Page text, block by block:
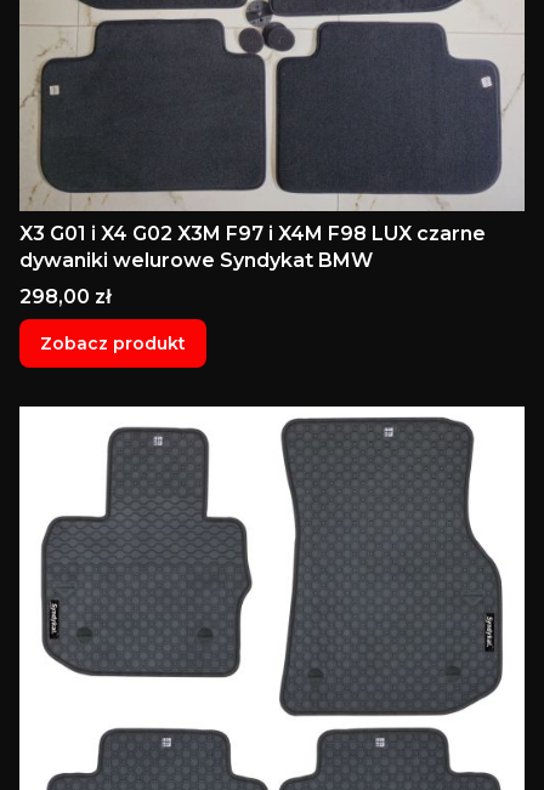
X3 G01 i X4 G02 X3M F97 i X4M F98 LUX czarne
dywaniki welurowe Syndykat BMW
Cena
298,00 zł
Zobacz produkt